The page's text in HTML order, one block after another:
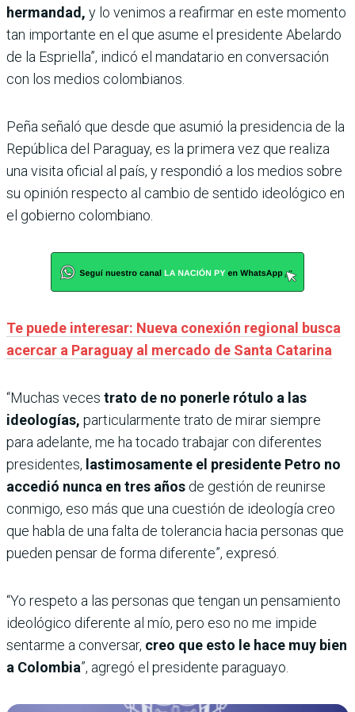
hermandad, y lo venimos a reafirmar en este momento
tan importante en el que asume el presidente Abelardo
de la Espriella”, indicó el mandatario en conversación
con los medios colombianos.
Peña señaló que desde que asumió la presidencia de la
República del Paraguay, es la primera vez que realiza
una visita oficial al país, y respondió a los medios sobre
su opinión respecto al cambio de sentido ideológico en
el gobierno colombiano.
Te puede interesar: Nueva conexión regional busca
acercar a Paraguay al mercado de Santa Catarina
“Muchas veces trato de no ponerle rótulo a las
ideologías, particularmente trato de mirar siempre
para adelante, me ha tocado trabajar con diferentes
presidentes, lastimosamente el presidente Petro no
accedió nunca en tres años de gestión de reunirse
conmigo, eso más que una cuestión de ideología creo
que habla de una falta de tolerancia hacia personas que
pueden pensar de forma diferente”, expresó.
“Yo respeto a las personas que tengan un pensamiento
ideológico diferente al mío, pero eso no me impide
sentarme a conversar, creo que esto le hace muy bien
a Colombia”, agregó el presidente paraguayo.